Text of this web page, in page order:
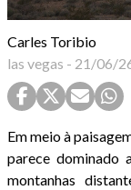
Carles Toribio
las vegas - 21/06/
Em meio à
parece dominado
montanhas